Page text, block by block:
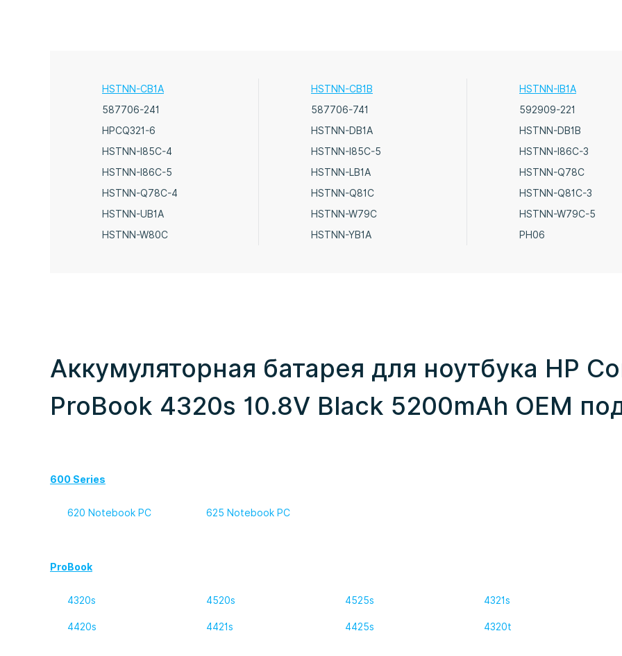
HSTNN-CB1A HSTNN-CB1B HSTNN-IB1A
587706-241
587706-741 592909-221
HPCQ321-6
HSTNN-DB1A HSTNN-DB1B
HSTNN-I85C-4
HSTNN-I85C-5 HSTNN-I86C-3
HSTNN-I86C-5
HSTNN-LB1A HSTNN-Q78C
HSTNN-Q78C-4
HSTNN-Q81C HSTNN-Q81C-3
HSTNN-UB1A
HSTNN-W79C HSTNN-W79C-5
HSTNN-W80C
HSTNN-YB1A PH06
Аккумуляторная батарея для ноутбука HP
ProBook 4320s 10.8V Black 5200mAh OEM
600 Series
620 Notebook PC 625 Notebook PC
ProBook
4320s 4520s 4525s 4321s
4420s 4421s 4425s 4320t